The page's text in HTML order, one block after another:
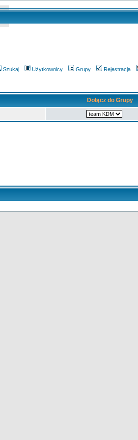
Szukaj Użytkownicy Grupy Rejestracja
Dołącz do Grupy